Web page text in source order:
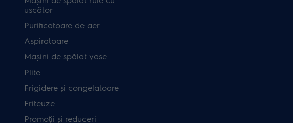
uscător
Purificatoare de aer
Aspiratoare
Mașini de spălat vase
Plite
Frigidere și congelatoare
Friteuze
Promoții și reduceri